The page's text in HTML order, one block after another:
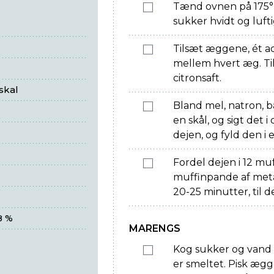
%
Tænd ovnen på
sukker hvidt og
Tilsæt æggene, ét
mellem hvert æg.
citronsaft.
Bland mel, natron,
en skål, og sigt det i
dejen, og fyld den i
Fordel dejen i 12
muffinpande af
20-25 minutter, til
MARENGS
Kog sukker og
er smeltet. Pisk